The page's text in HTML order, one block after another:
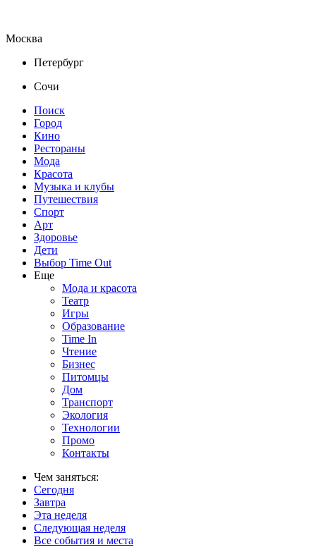
Москва
Петербург
Сочи
Поиск
Город
Кино
Рестораны
Мода
Красота
Музыка и клубы
Путешествия
Спорт
Арт
Здоровье
Дети
Выбор Time Out
Еще
Мода и красота
Театр
Игры
Образование
Time In
Чтение
Бизнес
Питомцы
Дом
Транспорт
Экология
Технологии
Промо
Контакты
Чем заняться:
Сегодня
Завтра
Эта неделя
Следующая неделя
Все события и места